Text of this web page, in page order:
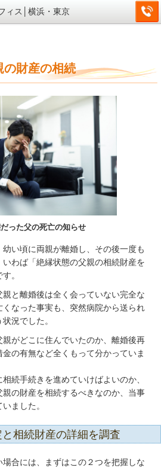
ィス│横浜・東京
の財産の相続
った父の死亡の知らせ
い頃に両親が離婚し、その後一度も
わば「絶縁状態の父親の相続財産を
。
と離婚後は全く会っていない完全な
なった事実も、突然病院から送られ
況でした。
がどこに住んでいたのか、離婚後再
の有無など全くもって分かっていま
続手続きを進めていけばよいのか、
の財産を相続するべきなのか、当事
ました。
相続財産の詳細を調査
合には、まずはこの２つを把握しな